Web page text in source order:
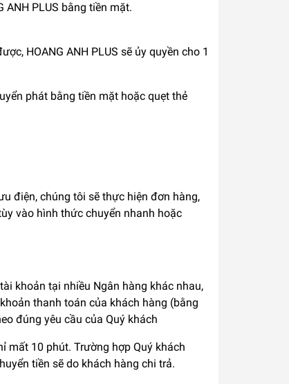
PLUS bằng tiền mặt.
HOANG ANH PLUS sẽ ủy quyền cho 1
phát bằng tiền mặt hoặc quẹt thẻ
điện, chúng tôi sẽ thực hiện đơn hàng,
vào hình thức chuyển nhanh hoặc
khoản tại nhiều Ngân hàng khác nhau,
thanh toán của khách hàng (bằng
đúng yêu cầu của Quý khách
mất 10 phút. Trường hợp Quý khách
tiền sẽ do khách hàng chi trả.